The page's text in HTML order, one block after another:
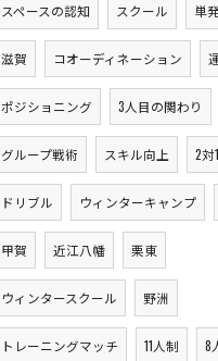
スペースの認知 スクール 単
滋賀 コオーディネーション
ポジショニング 3人目の関わり
グループ戦術 スキル向上 2対1
ドリブル ウィンターキャンプ
甲賀 近江八幡 栗東
ウィンタースクール 野洲
トレーニングマッチ 11人制 8